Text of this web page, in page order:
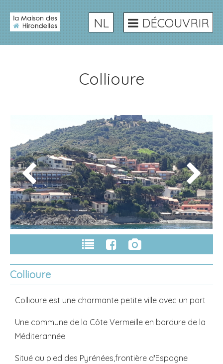
NL DÉCOUVRIR
Collioure
Collioure
Collioure est une charmante petite ville avec un port
Une commune de la Côte Vermeille en bordure de la
Méditerannée
Situé au pied des Pyrénées,frontière d'Espagne